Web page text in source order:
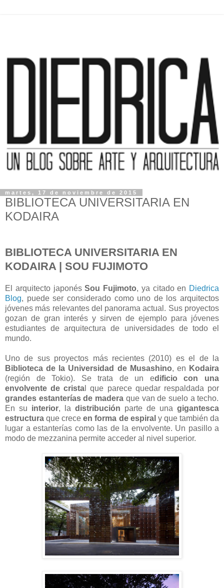
martes, 17 de noviembre de 2015
BIBLIOTECA UNIVERSITARIA EN
KODAIRA
BIBLIOTECA UNIVERSITARIA EN
KODAIRA | SOU FUJIMOTO
El arquitecto japonésSou Fujimoto, ya citado en Diedrica
Blog, puede ser considerado como uno de los arquitectos
jóvenes más relevantes del panorama actual. Sus proyectos
gozan de gran interés y sirven de ejemplo para jóvenes
estudiantes de arquitectura de universidades de todo el
mundo.
Uno de sus proyectos más recientes (2010) es el de la
Biblioteca de la Universidad de Musashino, en Kodaira
(región de Tokio). Se trata de un edificio con una
envolvente de crista l que parece quedar respaldada por
grandes estanterías de madera que van de suelo a techo.
En su interior, la distribución parte de una gigantesca
estructura que creceen forma de espiral y que también da
lugar a estanterías como las de la envolvente. Un pasillo a
modo de mezzanina permite acceder al nivel superior.